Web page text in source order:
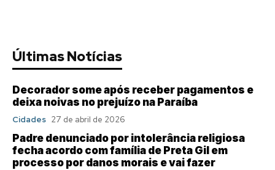
Últimas Notícias
Decorador some após receber pagamentos e
deixa noivas no prejuízo na Paraíba
Cidades 27 de abril de 2026
Padre denunciado por intolerância religiosa
fecha acordo com família de Preta Gil em
processo por danos morais e vai fazer